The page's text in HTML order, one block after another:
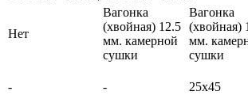
Нет
Вагонка
(хвойная) 12.5
мм. камерной
сушки
Вагонка
(хвойная)
мм.
сушки
- - 25х45